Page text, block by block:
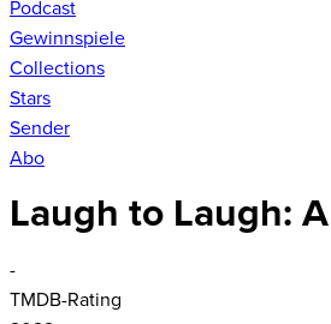
Podcast
Gewinnspiele
Collections
Stars
Sender
Abo
Laugh to Laugh:
-
TMDB-Rating